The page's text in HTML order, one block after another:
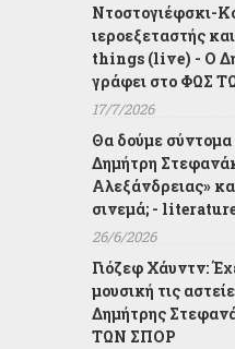
Ντοστογιέφσκι-
ιεροεξεταστής
things (live) - Ο
γράφει στο ΦΩΣ
17/7/2026
Θα δούμε σύντομα
Δημήτρη
Αλεξάνδρειας»
σινεμά; -
26/6/2026
Γιόζεφ Χάυντν:
μουσική τις
Δημήτρης
ΤΩΝ ΣΠΟΡ